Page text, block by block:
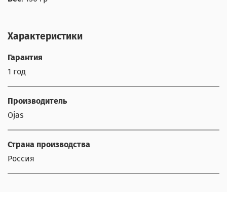
Характеристики
Гарантия
1 год
Производитель
Ojas
Страна производства
Россия